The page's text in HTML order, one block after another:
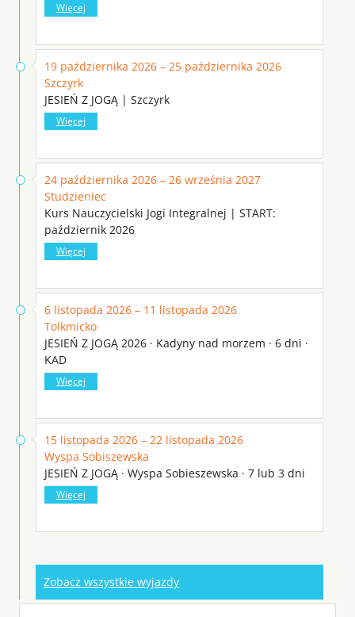
Więcej
19 października 2026 – 25 października 2026
Szczyrk
JESIEŃ Z JOGĄ | Szczyrk
Więcej
24 października 2026 – 26 września 2027
Studzieniec
Kurs Nauczycielski Jogi Integralnej | START:
październik 2026
Więcej
6 listopada 2026 – 11 listopada 2026
Tolkmicko
JESIEŃ Z JOGĄ 2026 · Kadyny nad morzem · 6 dni ·
KAD
Więcej
15 listopada 2026 – 22 listopada 2026
Wyspa Sobiszewska
JESIEŃ Z JOGĄ · Wyspa Sobieszewska · 7 lub 3 dni
Więcej
Zobacz wszystkie wyjazdy